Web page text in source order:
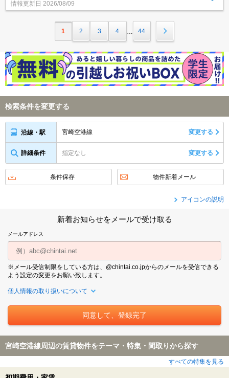
情報更新日 2026/08/09
1 2 3 4 44
検索条件を変更する
沿線・駅 宮崎空港線 変更する
詳細条件 指定なし 変更する
条件保存 物件新着メール
アイコンの説明
新着お知らせをメールで受け取る
メールアドレス
※メール受信制限をしている方は、@chintai.co.jpからのメールを受信できる
よう設定の変更をお願い致します。
個人情報の取り扱いについて
宮崎空港線周辺の賃貸物件をテーマ・特集・間取りから探す
すべての特集を見る